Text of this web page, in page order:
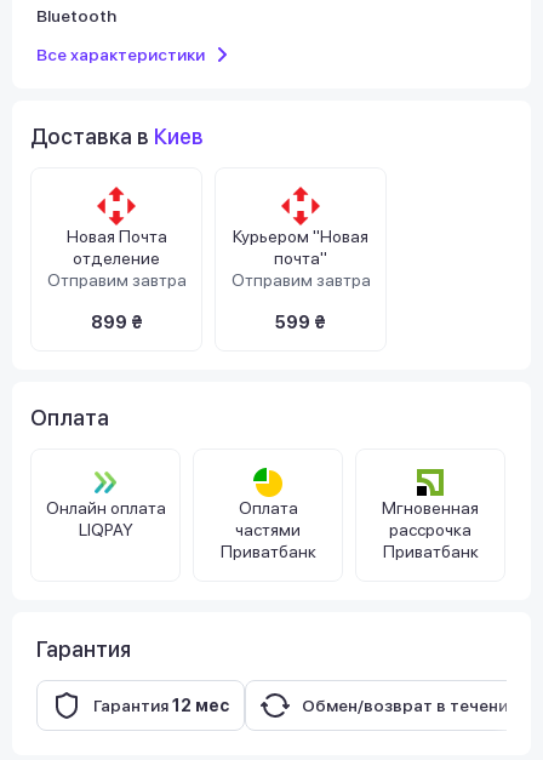
Bluetooth
Все характеристики
Доставка в Киев
Новая Почта
отделение
Отправим завтра
899 ₴
Курьером "Новая
почта"
Отправим завтра
599 ₴
Оплата
Онлайн оплата
LIQPAY
Оплата
частями
Приватбанк
Мгновенная
рассрочка
Приватбанк
Гарантия
Гарантия12 мес Обмен/возврат в течение